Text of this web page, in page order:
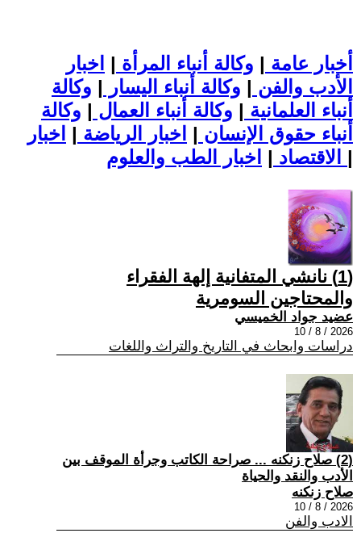
أخبار عامة | وكالة أنباء المرأة | اخبار
الأدب والفن | وكالة أنباء اليسار | وكالة
أنباء العلمانية | وكالة أنباء العمال | وكالة
أنباء حقوق الإنسان | اخبار الرياضة | اخبار
الاقتصاد | |
(1) نانشي المتفانية إلهة الفقراء
والمحتاجين السومرية
عضيد جواد الخميسي
2026 / 8 / 10
دراسات وابحاث في التاريخ والتراث واللغات
(2) صلاح زنكنه ... صراحة الكاتب وجرأة الموقف بين
الأدب والنقد والحياة
صلاح زنكنه
2026 / 8 / 10
الادب والفن